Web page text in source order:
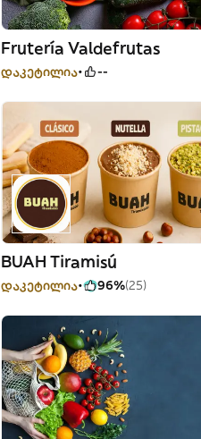
Frutería Valdefrutas
დაკეტილია --
BUAH Tiramisú
დაკეტილია 96%(25)